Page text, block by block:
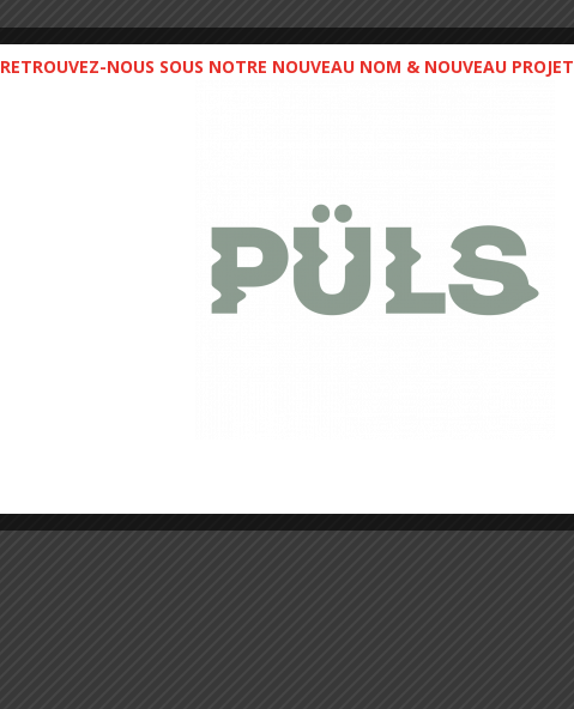
RETROUVEZ-NOUS SOUS NOTRE NOUVEAU NOM & NOUVEAU PROJET